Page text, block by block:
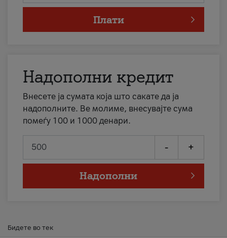
Плати
Надополни кредит
Внесете ја сумата која што сакате да ја
надополните. Ве молиме, внесувајте сума
помеѓу 100 и 1000 денари.
- +
Надополни
Бидете во тек